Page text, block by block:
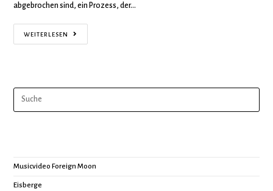
abgebrochen sind, ein Prozess, der…
WEITERLESEN
Musicvideo Foreign Moon
Eisberge